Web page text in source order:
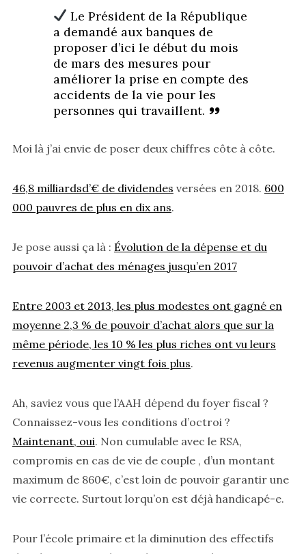
Le Président de la République
a demandé aux banques de
proposer d’ici le début du mois
de mars des mesures pour
améliorer la prise en compte des
accidents de la vie pour les
personnes qui travaillent.
Moi là j’ai envie de poser deux chiffres côte à côte.
46,8 milliardsd’€ de dividendes versées en 2018. 600
000 pauvres de plus en dix ans.
Je pose aussi ça là : Évolution de la dépense et du
pouvoir d’achat des ménages jusqu’en 2017
Entre 2003 et 2013, les plus modestes ont gagné en
moyenne 2,3 % de pouvoir d’achat alors que sur la
même période, les 10 % les plus riches ont vu leurs
revenus augmenter vingt fois plus.
Ah, saviez vous que l’AAH dépend du foyer fiscal ?
Connaissez-vous les conditions d’octroi ?
Maintenant, oui. Non cumulable avec le RSA,
compromis en cas de vie de couple , d’un montant
maximum de 860€, c’est loin de pouvoir garantir une
vie correcte. Surtout lorqu’on est déjà handicapé-e.
Pour l’école primaire et la diminution des effectifs